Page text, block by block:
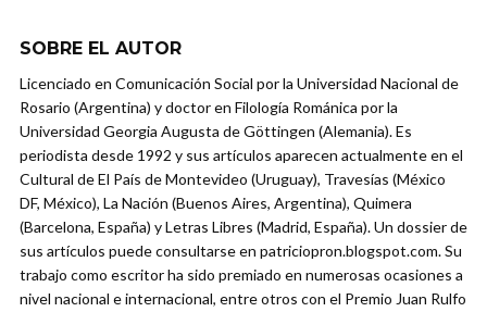
SOBRE EL AUTOR
Licenciado en Comunicación Social por la Universidad Nacional de
Rosario (Argentina) y doctor en Filología Románica por la
Universidad Georgia Augusta de Göttingen (Alemania). Es
periodista desde 1992 y sus artículos aparecen actualmente en el
Cultural de El País de Montevideo (Uruguay), Travesías (México
DF, México), La Nación (Buenos Aires, Argentina), Quimera
(Barcelona, España) y Letras Libres (Madrid, España). Un dossier de
sus artículos puede consultarse en patriciopron.blogspot.com. Su
trabajo como escritor ha sido premiado en numerosas ocasiones a
nivel nacional e internacional, entre otros con el Premio Juan Rulfo